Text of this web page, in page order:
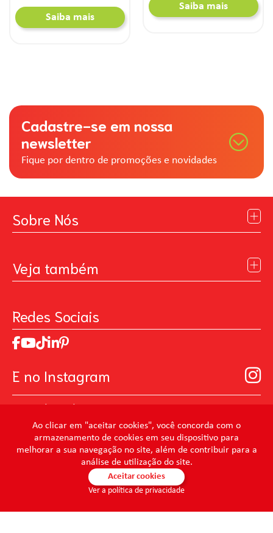
Ao clicar em "aceitar cookies", você concorda com o
armazenamento de cookies em seu dispositivo para
melhorar a sua navegação no site, além de contribuir para a
análise de utilização do site.
Aceitar cookies
Ver a política de privacidade
Saiba mais
Saiba mais
Cadastre-se em nossa
newsletter
Fique por dentro de promoções e novidades
Sobre Nós
Contato
Trabalhe Conosco
Relatório de Sustentabilidade 2025
Código de ética
Acionistas
Prevenir Não Dói
Veja também
MasterChef
Art Of Love
Seja um distribuidor de Limpeza Profissional
Redes Sociais
E no Instagram
@mundocondor
@condorbeleza
@condorlimpeza
@condorhigienebucal
@condorpinturaimobiliaria
@condorpinturaartistica
@condorlimpezaprofissional